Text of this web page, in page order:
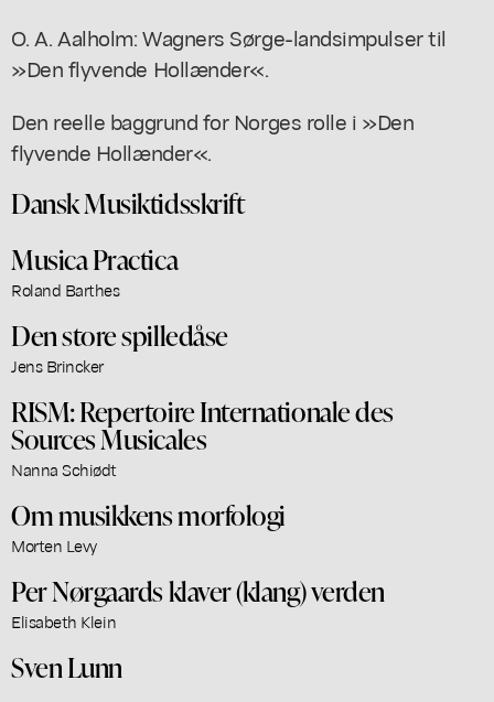
O. A. Aalholm: Wagners Sørge-landsimpulser til
»Den flyvende Hollænder«.
Den reelle baggrund for Norges rolle i »Den
flyvende Hollænder«.
Dansk Musiktidsskrift
Musica Practica
Roland Barthes
Den store spilledåse
Jens Brincker
RISM: Repertoire Internationale des
Sources Musicales
Nanna Schiødt
Om musikkens morfologi
Morten Levy
Per Nørgaards klaver (klang) verden
Elisabeth Klein
Sven Lunn